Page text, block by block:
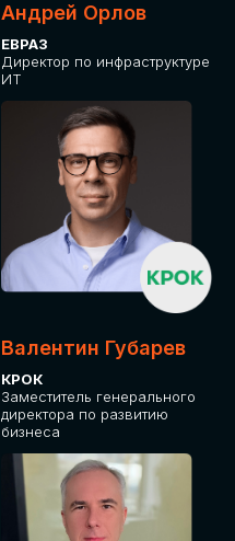
Андрей Орлов
ЕВРАЗ
Директор по инфраструктуре
ИТ
Валентин Губарев
КРОК
Заместитель генерального
директора по развитию
бизнеса